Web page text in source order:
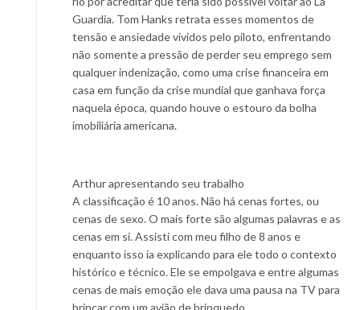
Guardia. Tom Hanks retrata esses momentos de
tensão e ansiedade vividos pelo piloto, enfrentando
não somente a pressão de perder seu emprego sem
qualquer indenização, como uma crise financeira em
casa em função da crise mundial que ganhava força
naquela época, quando houve o estouro da bolha
imobiliária americana.
Arthur apresentando seu trabalho
A classificação é 10 anos. Não há cenas fortes, ou
cenas de sexo. O mais forte são algumas palavras e as
cenas em si. Assisti com meu filho de 8 anos e
enquanto isso ia explicando para ele todo o contexto
histórico e técnico. Ele se empolgava e entre algumas
cenas de mais emoção ele dava uma pausa na TV para
brincar com um avião de brinquedo.